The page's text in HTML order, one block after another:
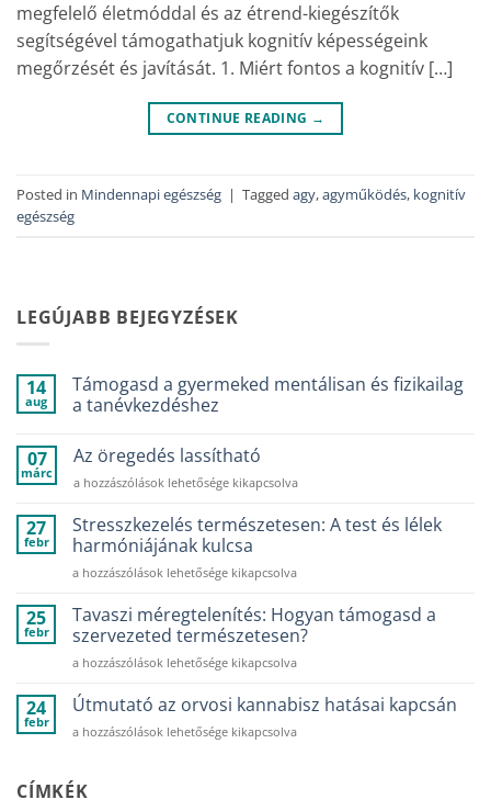
megfelelő életmóddal és az étrend-kiegészítők
segítségével támogathatjuk kognitív képességeink
megőrzését és javítását. 1. Miért fontos a kognitív […]
CONTINUE READING →
Posted in Mindennapi egészség | Tagged agy,agyműködés, kognitív
egészség
LEGÚJABB BEJEGYZÉSEK
14
aug
Támogasd a gyermeked mentálisan és fizikailag
a tanévkezdéshez
a(z)
Támogasd
a
és
fizikailag
a
tanévkezdéshez
07
márc
Az öregedés lassítható
Az
lassítható
bejegyzéshez
a hozzászólások lehetősége kikapcsolva
27
febr
Stresszkezelés természetesen: A test és lélek
harmóniájának kulcsa
Stresszkezelés
A
és
lélek
kulcsa
a hozzászólások lehetősége kikapcsolva
25
febr
Tavaszi méregtelenítés: Hogyan támogasd a
szervezeted természetesen?
Tavaszi
Hogyan
a
bejegyzéshez
a hozzászólások lehetősége kikapcsolva
24
febr
Útmutató az orvosi kannabisz hatásai kapcsán
Útmutató
kannabisz
a hozzászólások lehetősége kikapcsolva
CÍMKÉK